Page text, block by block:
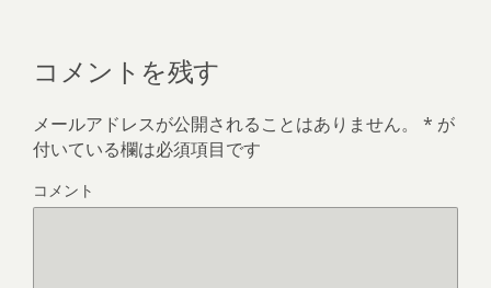
コメントを残す
メールアドレスが公開されることはありません。 * が
付いている欄は必須項目です
コメント